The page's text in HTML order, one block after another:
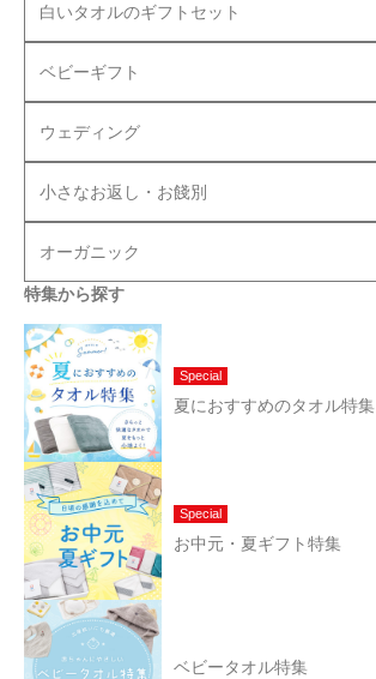
白いタオルのギフトセット
ベビーギフト
ウェディング
小さなお返し・お餞別
オーガニック
特集から探す
Special
夏におすすめのタオル特集
Special
お中元・夏ギフト特集
ベビータオル特集